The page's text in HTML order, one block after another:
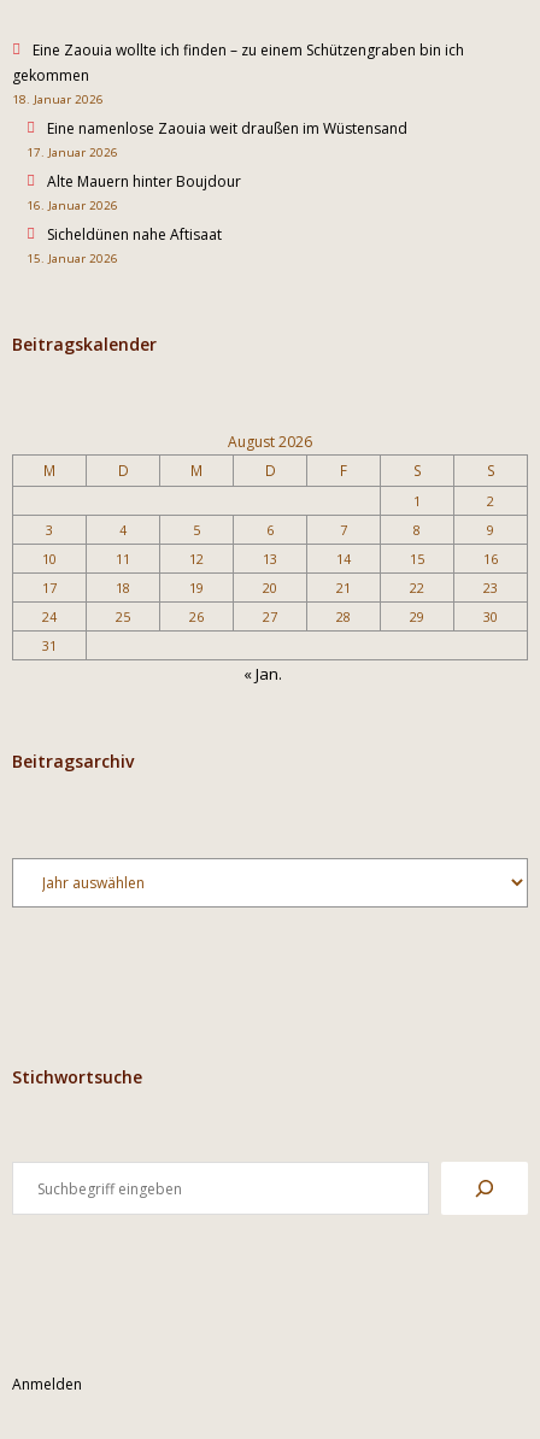
Eine Zaouia wollte ich finden – zu einem Schützengraben bin ich
gekommen
18. Januar 2026
Eine namenlose Zaouia weit draußen im Wüstensand
17. Januar 2026
Alte Mauern hinter Boujdour
16. Januar 2026
Sicheldünen nahe Aftisaat
15. Januar 2026
Beitragskalender
August 2026
M D M D F S S
1
2
3
4 5 6 7 8
9
10
11 12 13 14 15
16
17
18 19 20 21 22
23
24
25 26 27 28 29
30
31
« Jan.
Beitragsarchiv
Archiv
Stichwortsuche
Anmelden